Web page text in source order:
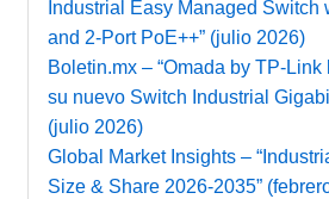
Industrial Easy Managed Switch
and 2-Port PoE++” (julio 2026)
Boletin.mx – “Omada by TP-
su nuevo Switch Industrial
(julio 2026)
Global Market Insights –
Size & Share 2026-2035”